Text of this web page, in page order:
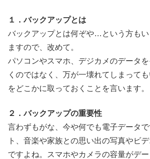
１．バックアップとは
バックアップとは何ぞや…という方も
ますので、改めて。
パソコンやスマホ、デジカメのデータ
くのではなく、万が一壊れてしまって
をどこかに取っておくことを言います。
２．バックアップの重要性
言わずもがな、今や何でも電子データ
ト、音楽や家族との思い出の写真やビ
ですよね。スマホやカメラの容量がデ